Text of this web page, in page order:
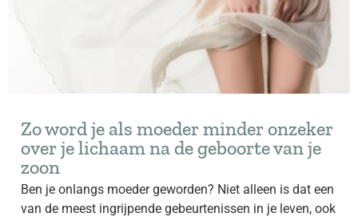
Zo word je als moeder minder onzeker
over je lichaam na de geboorte van je
zoon
Ben je onlangs moeder geworden? Niet alleen is dat een
van de meest ingrijpende gebeurtenissen in je leven, ook